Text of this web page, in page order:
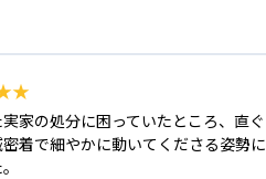
家の処分に困っていたところ、直
着で細やかに動いてくださる姿勢